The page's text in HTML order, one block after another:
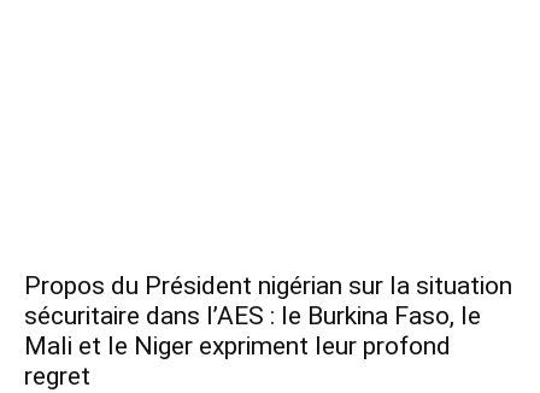
Propos du Président nigérian sur la situation
sécuritaire dans l’AES : le Burkina Faso, le
Mali et le Niger expriment leur profond
regret